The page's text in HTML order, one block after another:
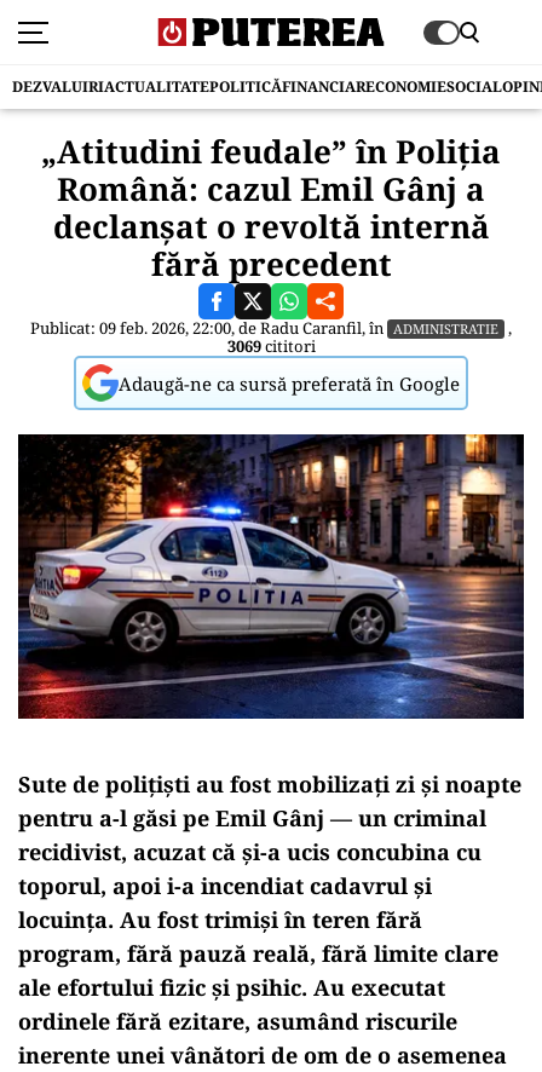
DEZVALUIRIACTUALITATEPOLITICĂFINANCIARECONOMIESOCIAL
„Atitudini feudale” în Poliția
Română: cazul Emil Gânj a
declanșat o revoltă internă
fără precedent
Publicat: 09 feb. 2026, 22:00, deRadu Caranfil, în ADMINISTRATIE ,
3069cititori
Adaugă-ne ca sursă preferată în Google
Sute de polițiști au fost mobilizați zi și noapte
pentru a-l găsi pe Emil Gânj — un criminal
recidivist, acuzat că și-a ucis concubina cu
toporul, apoi i-a incendiat cadavrul și
locuința. Au fost trimiși în teren fără
program, fără pauză reală, fără limite clare
ale efortului fizic și psihic. Au executat
ordinele fără ezitare, asumând riscurile
inerente unei vânători de om de o asemenea